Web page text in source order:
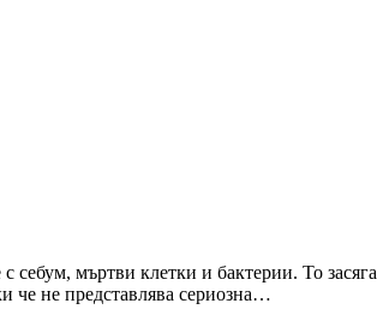
мъртви клетки и бактерии. То
че не представлява сериозна…